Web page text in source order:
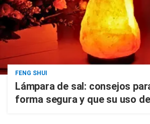
FENG SHUI
Lámpara de sal: consejos
forma segura y que su uso